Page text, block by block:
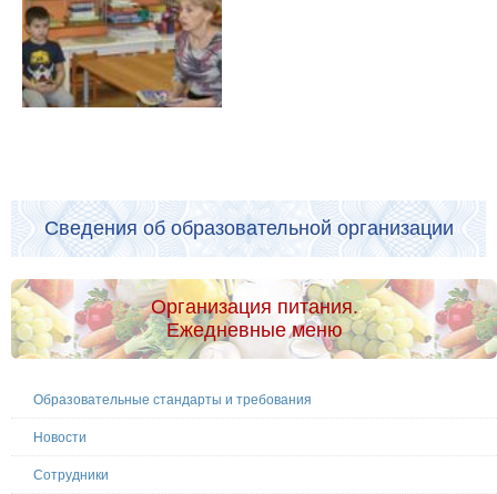
Сведения об образовательной организации
Организация питания.
Ежедневные меню
Образовательные стандарты и требования
Новости
Сотрудники